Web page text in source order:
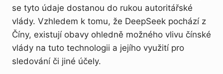
se tyto údaje dostanou do rukou autoritářské
vlády. Vzhledem k tomu, že DeepSeek pochází z
Číny, existují obavy ohledně možného vlivu čínské
vlády na tuto technologii a jejího využití pro
sledování či jiné účely.